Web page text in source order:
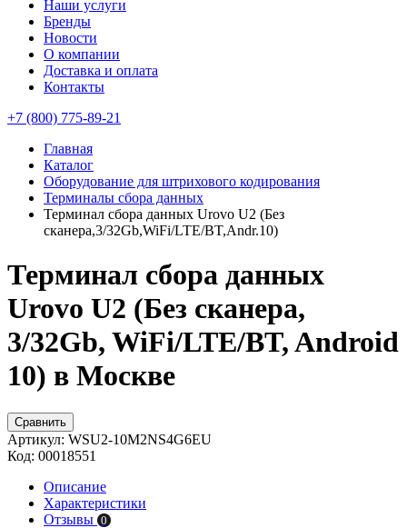
Наши услуги
Бренды
Новости
О компании
Доставка и оплата
Контакты
+7 (800) 775-89-21
Главная
Каталог
Оборудование для штрихового кодирования
Терминалы сбора данных
Терминал сбора данных Urovo U2 (Без
сканера,3/32Gb,WiFi/LTE/BT,Andr.10)
Терминал сбора данных
Urovo U2 (Без сканера,
3/32Gb, WiFi/LTE/BT, Android
10) в Москве
Сравнить
Артикул: WSU2-10M2NS4G6EU
Код: 00018551
Описание
Характеристики
Отзывы 0